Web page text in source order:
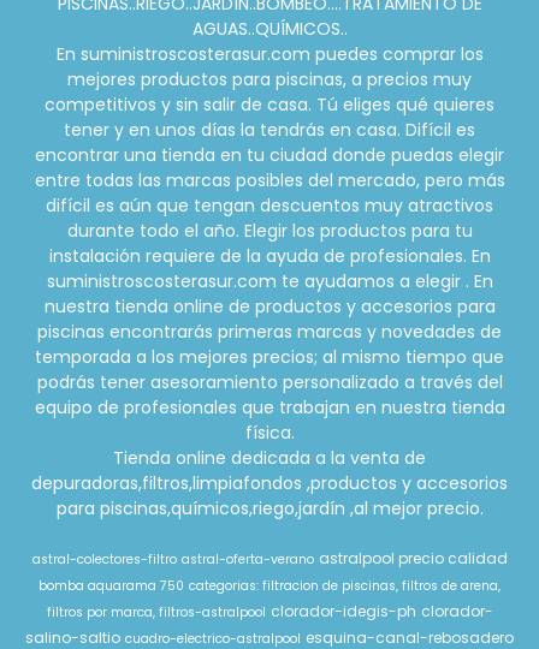
AGUAS..QUÍMICOS..
En suministroscosterasur.com puedes comprar los
mejores productos para piscinas, a precios muy
competitivos y sin salir de casa. Tú eliges qué quieres
tener y en unos días la tendrás en casa. Difícil es
encontrar una tienda en tu ciudad donde puedas elegir
entre todas las marcas posibles del mercado, pero más
difícil es aún que tengan descuentos muy atractivos
durante todo el año. Elegir los productos para tu
instalación requiere de la ayuda de profesionales. En
suministroscosterasur.com te ayudamos a elegir . En
nuestra tienda online de productos y accesorios para
piscinas encontrarás primeras marcas y novedades de
temporada a los mejores precios; al mismo tiempo que
podrás tener asesoramiento personalizado a través del
equipo de profesionales que trabajan en nuestra tienda
física.
Tienda online dedicada a la venta de
depuradoras,filtros,limpiafondos ,productos y accesorios
para piscinas,químicos,riego,jardín ,al mejor precio.
astral-colectores-filtro astral-oferta-verano astralpool precio calidad
bomba aquarama 750 categorias: filtracion de piscinas, filtros de arena,
filtros por marca, filtros-astralpool clorador-idegis-ph clorador-
salino-saltio cuadro-electrico-astralpool esquina-canal-rebosadero